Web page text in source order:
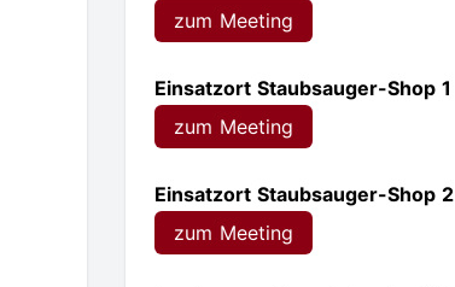
zum Meeting
Einsatzort Staubsauger-Shop 1
zum Meeting
Einsatzort Staubsauger-Shop 2
zum Meeting